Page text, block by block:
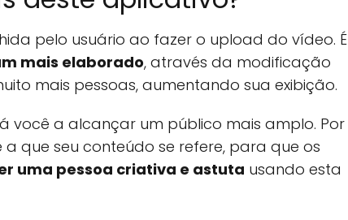
pelo usuário ao fazer o upload do vídeo. É
mais elaborado, através da modificação
mais pessoas, aumentando sua exibição.
você a alcançar um público mais amplo. Por
que seu conteúdo se refere, para que os
uma pessoa criativa e astuta usando esta